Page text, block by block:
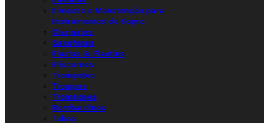
Limpeza e Manutenção para
Instrumentos de Sopro
Clarinetes
Saxofones
Flautas & Flautins
Fliscornes
Trompetes
Trompas
Trombones
Bombardinos
Tubas